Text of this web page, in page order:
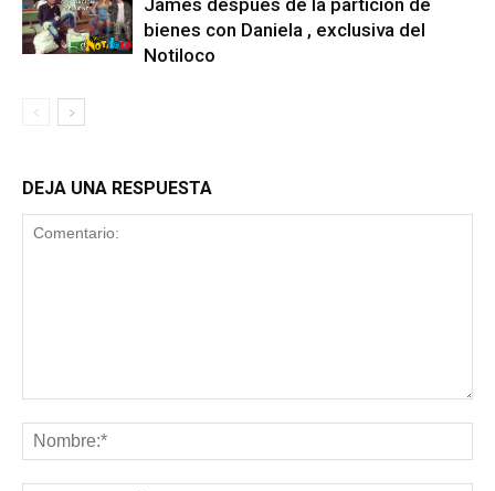
bienes con Daniela , exclusiva del
Notiloco
DEJA UNA RESPUESTA